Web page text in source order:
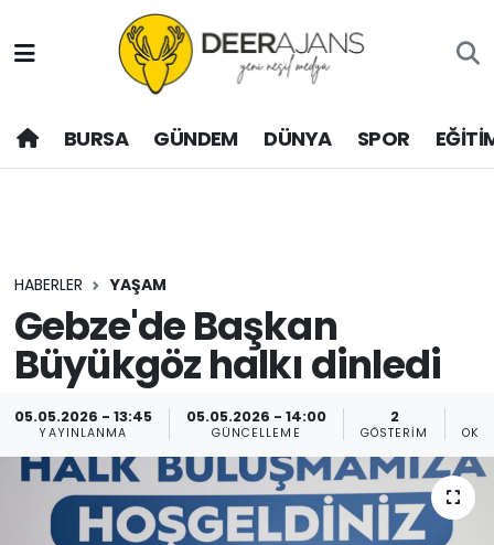
BURSA GÜNDEM DÜNYA SPOR
HABERLER YAŞAM
Gebze'de Başkan
Büyükgöz halkı dinledi
05.05.2026 - 13:45
YAYINLANMA
05.05.2026 - 14:00
GÜNCELLEME
2
GÖSTERIM
Hava Durumu
Trafik Durumu
Son Dakika Haberleri
Haber Arşivi